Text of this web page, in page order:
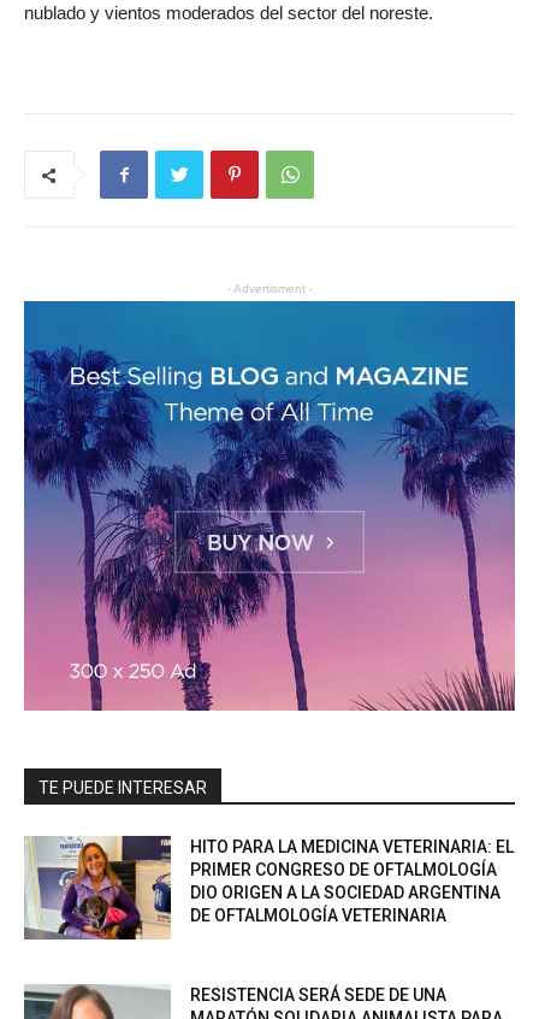
nublado y vientos moderados del sector del noreste.
- Advertisment -
TE PUEDE INTERESAR
HITO PARA LA MEDICINA VETERINARIA: EL
PRIMER CONGRESO DE OFTALMOLOGÍA
DIO ORIGEN A LA SOCIEDAD ARGENTINA
DE OFTALMOLOGÍA VETERINARIA
RESISTENCIA SERÁ SEDE DE UNA